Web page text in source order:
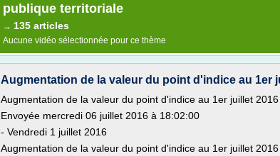
publique territoriale
→ 135 articles
Aucune vidéo sélectionnée pour ce thème
Augmentation de la valeur du point d'indice au 1er
Augmentation de la valeur du point d'indice au 1er juillet
Envoyée mercredi 06 juillet 2016 à 18:02:00
- Vendredi 1 juillet 2016
Augmentation de la valeur du point d'indice au 1er juillet 2016